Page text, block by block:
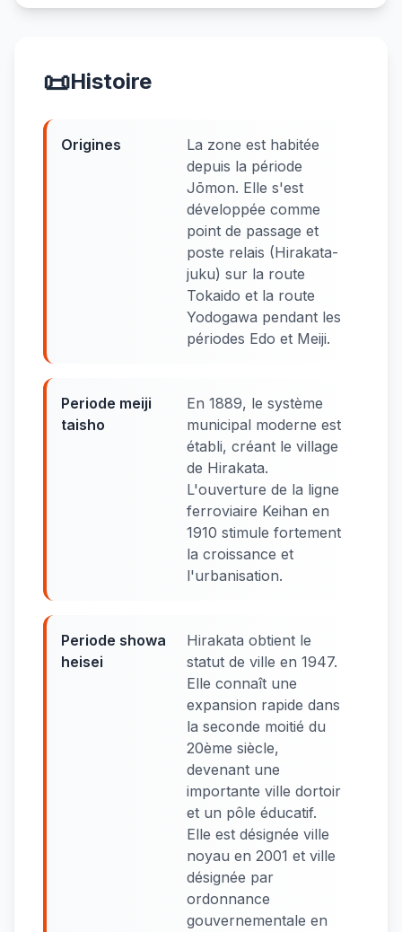
📜Histoire
Origines
La zone est habitée
depuis la période
Jōmon. Elle s'est
développée comme
point de passage et
poste relais (Hirakata-
juku) sur la route
Tokaido et la route
Yodogawa pendant les
périodes Edo et Meiji.
Periode meiji
taisho
En 1889, le système
municipal moderne est
établi, créant le village
de Hirakata.
L'ouverture de la ligne
ferroviaire Keihan en
1910 stimule fortement
la croissance et
l'urbanisation.
Periode showa
heisei
Hirakata obtient le
statut de ville en 1947.
Elle connaît une
expansion rapide dans
la seconde moitié du
20ème siècle,
devenant une
importante ville dortoir
et un pôle éducatif.
Elle est désignée ville
noyau en 2001 et ville
désignée par
ordonnance
gouvernementale en